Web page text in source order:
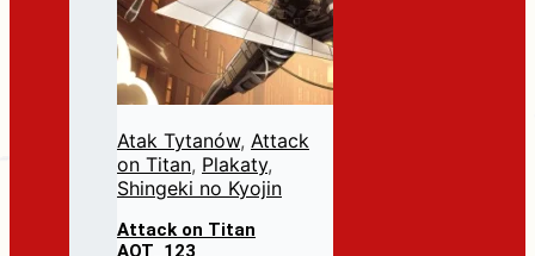
Atak Tytanów, Attack
on Titan, Plakaty,
Shingeki no Kyojin
Attack on Titan
AOT_123